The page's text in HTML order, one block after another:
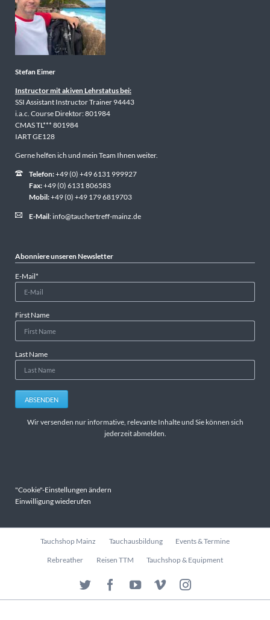
Stefan Eimer
Instructor mit akiven Lehrstatus bei:
SSI Assistant Instructor Trainer 94443
i.a.c. Course Direktor: 801984
CMAS TL*** 801984
IART GE128
Gerne helfen ich und mein Team Ihnen weiter.
Telefon:+49 (0) +49 6131 999927
Fax:+49 (0) 6131 806583
Mobil:+49 (0) +49 179 6819703
E-Mail: info@tauchertreff-mainz.de
Abonniere unseren Newsletter
Pflichtfeld
E-Mail*
First Name
Last Name
ABSENDEN
Wir versenden nur informative, relevante Inhalte und Sie können sich
jederzeit abmelden.
"Cookie"-Einstellungen ändern
Einwilligung wiederufen
Navigation
Tauchshop Mainz Tauchausbildung Events & Termine
Rebreather Reisen TTM Tauchshop & Equipment